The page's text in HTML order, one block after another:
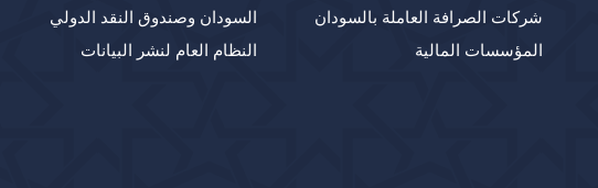
شركات الصرافة العاملة بالسودان
المؤسسات المالية
السودان وصندوق النقد الدولي
النظام العام لنشر البيانات